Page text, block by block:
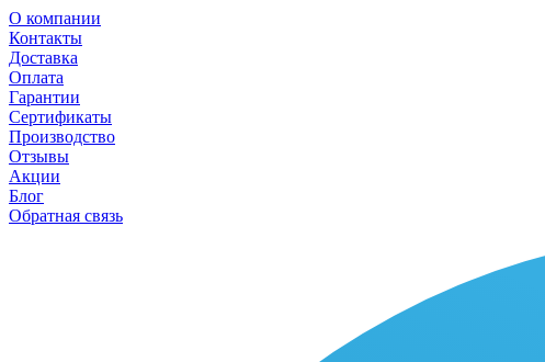
О компании
Контакты
Доставка
Оплата
Гарантии
Сертификаты
Производство
Отзывы
Акции
Блог
Обратная связь